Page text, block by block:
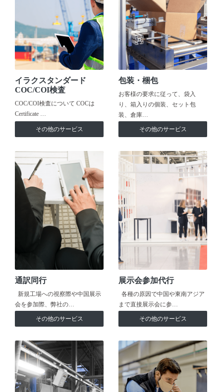
イラクスタンダード
COC/COI検査
COC/COI検査について COCは
Certificate …
その他のサービス
包装・梱包
お客様の要求に従って、袋入
り、箱入りの個装、セット包
装、倉庫…
その他のサービス
通訳同行
新規工場への視察際や中国展示
会を参加際、弊社の…
その他のサービス
展示会参加代行
各種の原因で中国や東南アジア
まで直接展示会に参…
その他のサービス